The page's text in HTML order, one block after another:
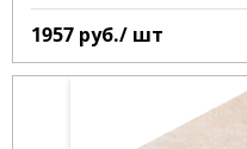
1957 руб./ шт